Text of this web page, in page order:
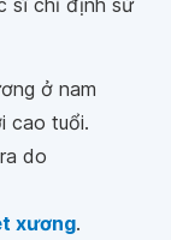
sĩ chỉ định sử
ở nam
cao tuổi.
do
xương.